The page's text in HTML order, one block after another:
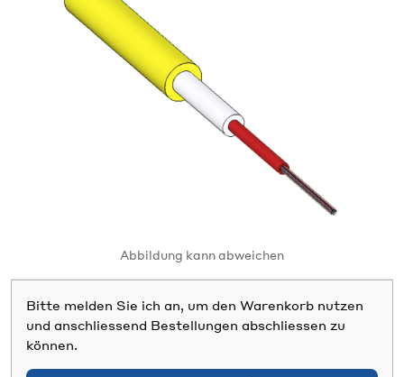
Abbildung kann abweichen
Bitte melden Sie ich an, um den Warenkorb nutzen
und anschliessend Bestellungen abschliessen zu
können.